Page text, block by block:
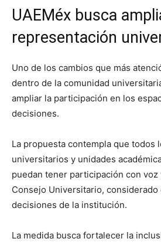
UAEMéx busca
representación
Uno de los cambios que más
dentro de la comunidad
ampliar la participación en los
decisiones.
La propuesta contempla que todos
universitarios y unidades
puedan tener participación con
Consejo Universitario,
decisiones de la institución.
La medida busca fortalecer la